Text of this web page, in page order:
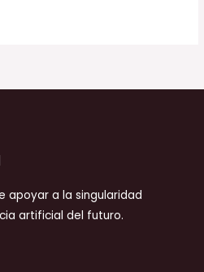
apoyar a la singularidad
artificial del futuro.